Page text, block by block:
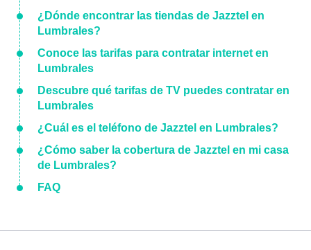
¿Dónde encontrar las tiendas de Jazztel en
Lumbrales?
Conoce las tarifas para contratar internet en
Lumbrales
Descubre qué tarifas de TV puedes contratar en
Lumbrales
¿Cuál es el teléfono de Jazztel en Lumbrales?
¿Cómo saber la cobertura de Jazztel en mi casa
de Lumbrales?
FAQ